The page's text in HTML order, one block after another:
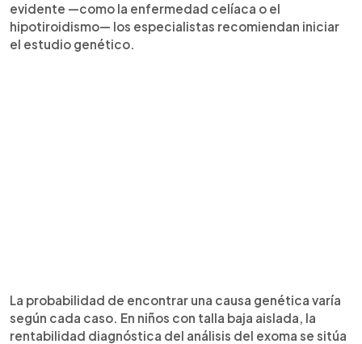
evidente —como la enfermedad celíaca o el
hipotiroidismo— los especialistas recomiendan iniciar
el estudio genético.
La probabilidad de encontrar una causa genética varía
según cada caso. En niños con talla baja aislada, la
rentabilidad diagnóstica del análisis del exoma se sitúa